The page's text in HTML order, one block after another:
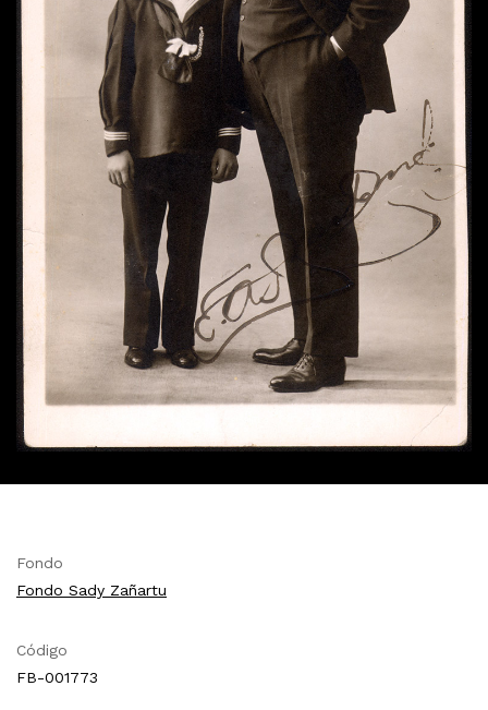
Fondo
Fondo Sady Zañartu
Código
FB-001773